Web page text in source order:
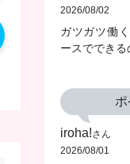
2026/08/02
ガツガツ働
ースでできる
iroha!さん
2026/08/01